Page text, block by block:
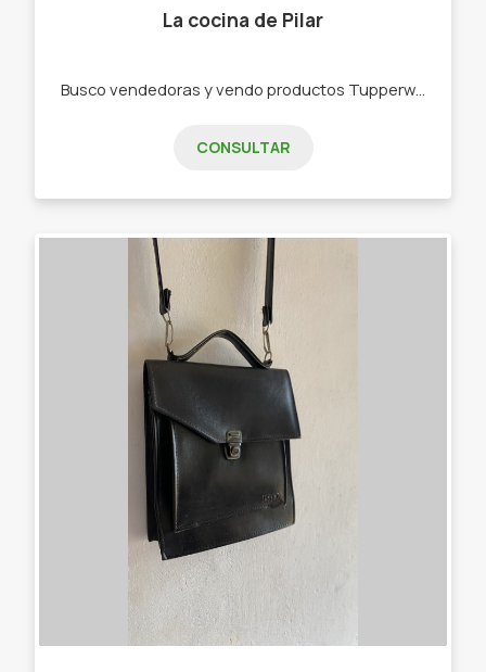
La cocina de Pilar
CONSULTAR